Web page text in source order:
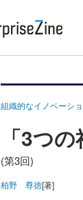
組織的なイノベーシ
「3つ
(第3回)
柏野 尊徳[著]